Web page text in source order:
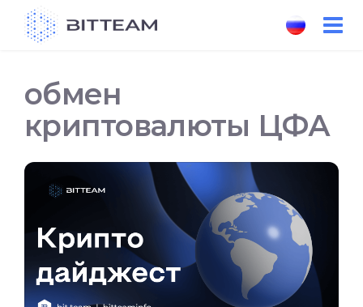
обмен
криптовалюты ЦФА